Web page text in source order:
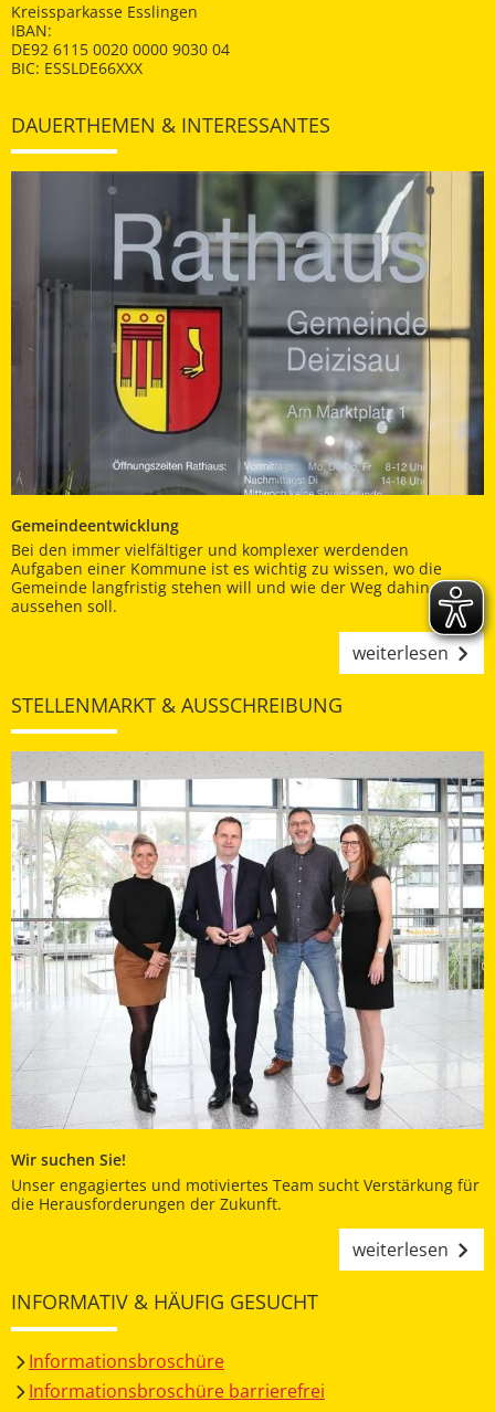
Kreissparkasse Esslingen
IBAN:
DE92 6115 0020 0000 9030 04
BIC: ESSLDE66XXX
DAUERTHEMEN & INTERESSANTES
Gemeindeentwicklung
Bei den immer vielfältiger und komplexer werdenden
Aufgaben einer Kommune ist es wichtig zu wissen, wo die
Gemeinde langfristig stehen will und wie der Weg dahin
aussehen soll.
weiterlesen
STELLENMARKT & AUSSCHREIBUNG
Wir suchen Sie!
Unser engagiertes und motiviertes Team sucht Verstärkung für
die Herausforderungen der Zukunft.
weiterlesen
INFORMATIV & HÄUFIG GESUCHT
Informationsbroschüre
Informationsbroschüre barrierefrei